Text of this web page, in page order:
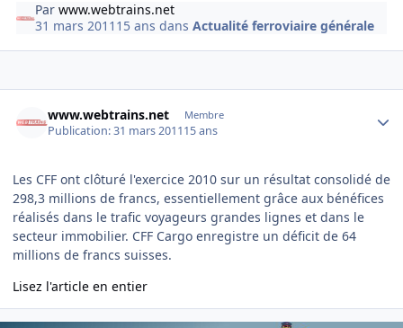
Parwww.webtrains.net
31 mars 2011 15 ans dansActualité ferroviaire générale
www.webtrains.net Membre
Publication:31 mars 201115 ans
Les CFF ont clôturé l'exercice 2010 sur un résultat consolidé de
298,3 millions de francs, essentiellement grâce aux bénéfices
réalisés dans le trafic voyageurs grandes lignes et dans le
secteur immobilier. CFF Cargo enregistre un déficit de 64
millions de francs suisses.
Lisez l'article en entier